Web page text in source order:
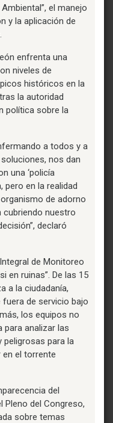
el manejo
y la aplicación de
enfrenta una
niveles de
históricos en la
la autoridad
política sobre la
a todos y a
nos dan
una ‘policía
pero en la realidad
de adorno
nuestro
declaró
de Monitoreo
en ruinas”. De las 15
a la ciudadanía,
de servicio bajo
los equipos no
para analizar las
peligrosas para la
en el torrente
del
Pleno del Congreso,
sobre temas